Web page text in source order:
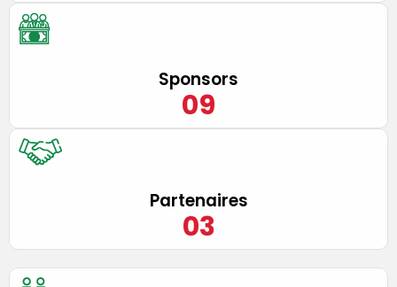
Sponsors
09
Partenaires
03